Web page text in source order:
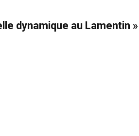
dynamique au Lamentin »